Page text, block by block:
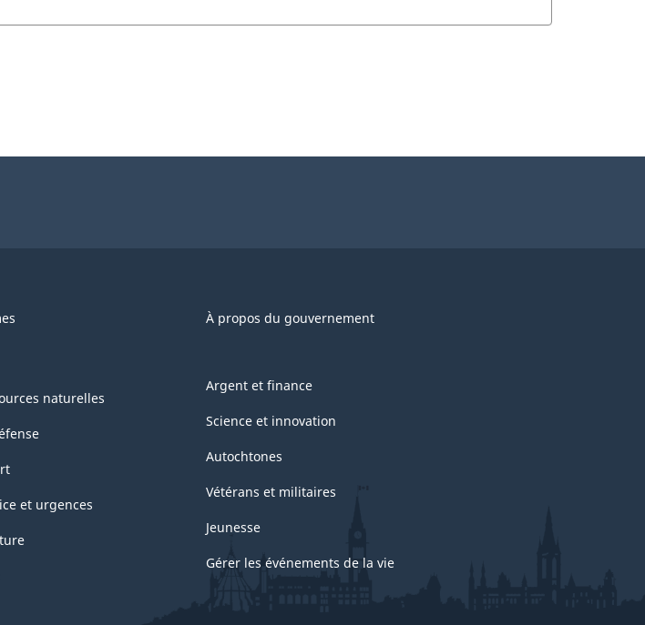
À propos du gouvernement
naturelles
et urgences
Argent et finance
Science et innovation
Autochtones
Vétérans et militaires
Jeunesse
Gérer les événements de la vie